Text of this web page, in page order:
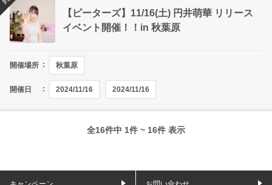
【ピーターズ】11/16(土) 円井萌華 リリース
イベント開催！！in 秋葉原
開催場所 秋葉原
開催日 2024/11/16 2024/11/16
全16件中 1件 ~ 16件 表示